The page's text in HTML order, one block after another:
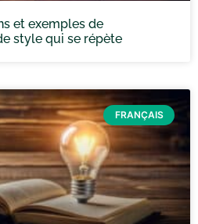
et exemples de
style qui se répète
FRANÇAIS